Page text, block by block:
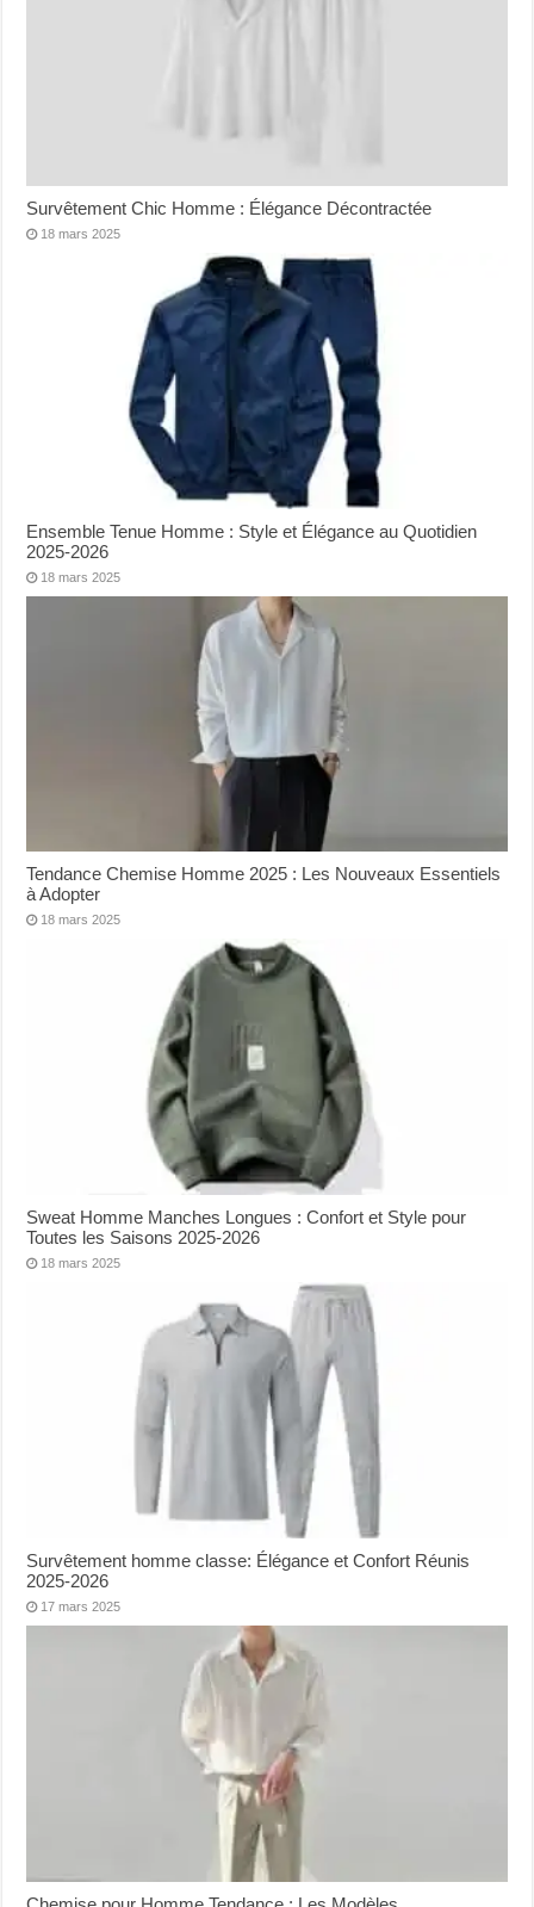
Survêtement Chic Homme : Élégance Décontractée
18 mars 2025
Ensemble Tenue Homme : Style et Élégance au Quotidien
2025-2026
18 mars 2025
Tendance Chemise Homme 2025 : Les Nouveaux Essentiels
à Adopter
18 mars 2025
Sweat Homme Manches Longues : Confort et Style pour
Toutes les Saisons 2025-2026
18 mars 2025
Survêtement homme classe: Élégance et Confort Réunis
2025-2026
17 mars 2025